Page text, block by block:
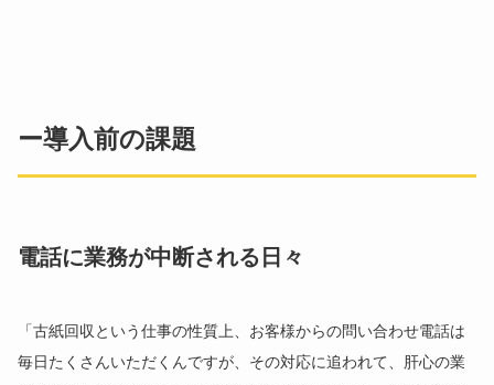
ー導入前の課題
電話に業務が中断される日々
「古紙回収という仕事の性質上、お客様からの問い合わせ電話は
毎日たくさんいただくんですが、その対応に追われて、肝心の業